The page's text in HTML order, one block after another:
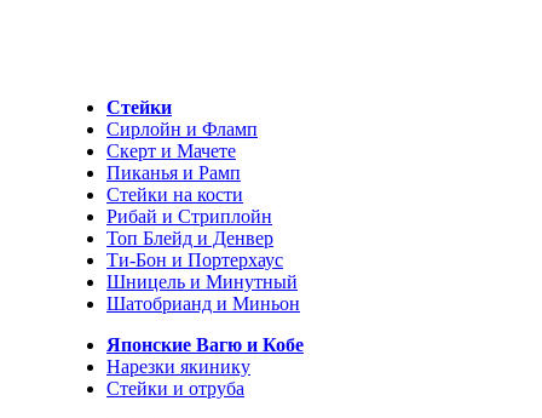
Стейки
Сирлойн и Фламп
Скерт и Мачете
Пиканья и Рамп
Стейки на кости
Рибай и Стриплойн
Топ Блейд и Денвер
Ти-Бон и Портерхаус
Шницель и Минутный
Шатобрианд и Миньон
Японские Вагю и Кобе
Нарезки якинику
Стейки и отруба